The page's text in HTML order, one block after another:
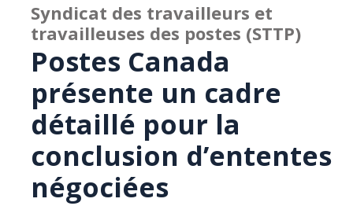
Syndicat des travailleurs et
travailleuses des postes (STTP)
Postes Canada
présente un cadre
détaillé pour la
conclusion d’ententes
négociées